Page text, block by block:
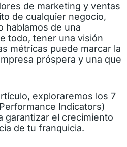
de marketing y ventas
de cualquier negocio,
hablamos de una
todo, tener una visión
métricas puede marcar la
próspera y una que
exploraremos los 7
Indicators)
garantizar el crecimiento
de tu franquicia.